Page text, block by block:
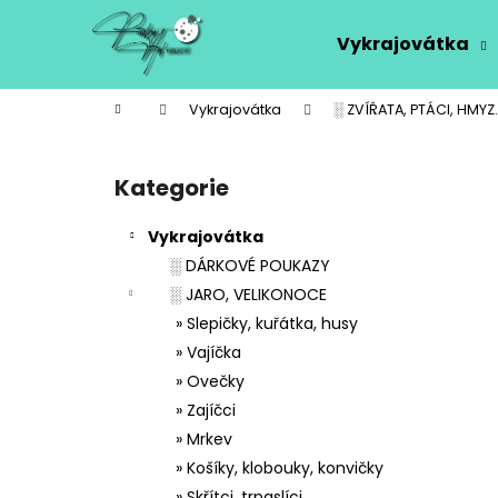
Vykrajovátka
Domů Vykrajovátka ░ ZVÍŘATA, PTÁCI,
Přeskočit
kategorie
Kategorie
Vykrajovátka
░ DÁRKOVÉ POUKAZY
░ JARO, VELIKONOCE
» Slepičky, kuřátka, husy
» Vajíčka
» Ovečky
» Zajíčci
» Mrkev
» Košíky, klobouky, konvičky
í
Zpět
do
Zpět
do